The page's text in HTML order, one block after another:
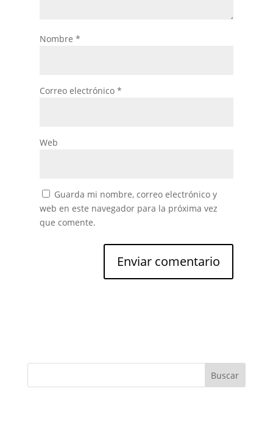
Nombre *
Correo electrónico *
Web
Guarda mi nombre, correo electrónico y
web en este navegador para la próxima vez
que comente.